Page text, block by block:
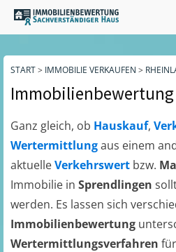
START> IMMOBILIE VERKAUFEN >
Immobilienbewertung
Ganz gleich, ob Hauskauf,
Wertermittlungaus einem
aktuelleVerkehrswert bzw.
Immobilie in Sprendlingen
werden. Es lassen sich
Immobilienbewertung
Wertermittlungsverfahren